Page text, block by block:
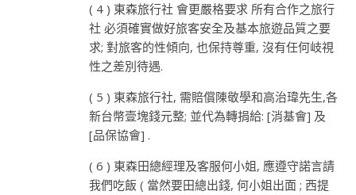
( 4 ) 東森旅行社 會更嚴格要求 所有合作之旅行
社 必須確實做好旅客安全及基本旅遊品質之要
求; 對旅客的性傾向, 也保持尊重, 沒有任何岐視
性之差別待遇.
( 5 ) 東森旅行社, 需賠償陳敬學和高治瑋先生,各
新台幣壹塊錢元整; 並代為轉捐給: [消基會] 及
[品保協會] .
( 6 ) 東森田總經理及客服何小姐, 應遵守諾言請
我們吃飯 ( 當然要田總出錢, 何小姐出面 ; 西提